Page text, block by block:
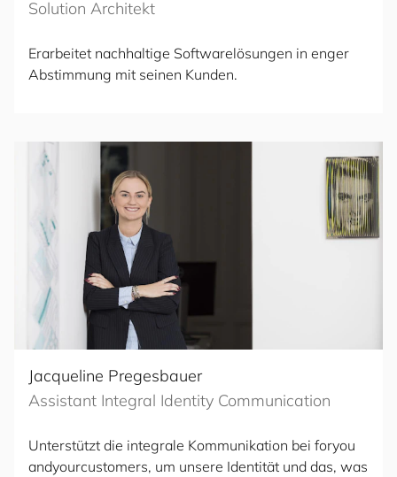
Solution Architekt
Erarbeitet nachhaltige Softwarelösungen in enger
Abstimmung mit seinen Kunden.
Jacqueline Pregesbauer
Assistant Integral Identity Communication
Unterstützt die integrale Kommunikation bei foryou
andyourcustomers, um unsere Identität und das, was